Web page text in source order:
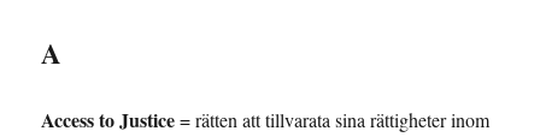
A
Access to Justice= rätten att tillvarata sina rättigheter inom